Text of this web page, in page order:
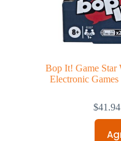
Bop It! Game
Electronic
$